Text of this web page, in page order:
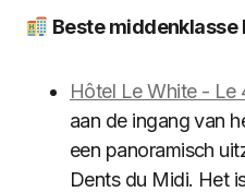
Beste middenklasse
Hôtel Le White - Le
aan de ingang van
een panoramisch
Dents du Midi. Het